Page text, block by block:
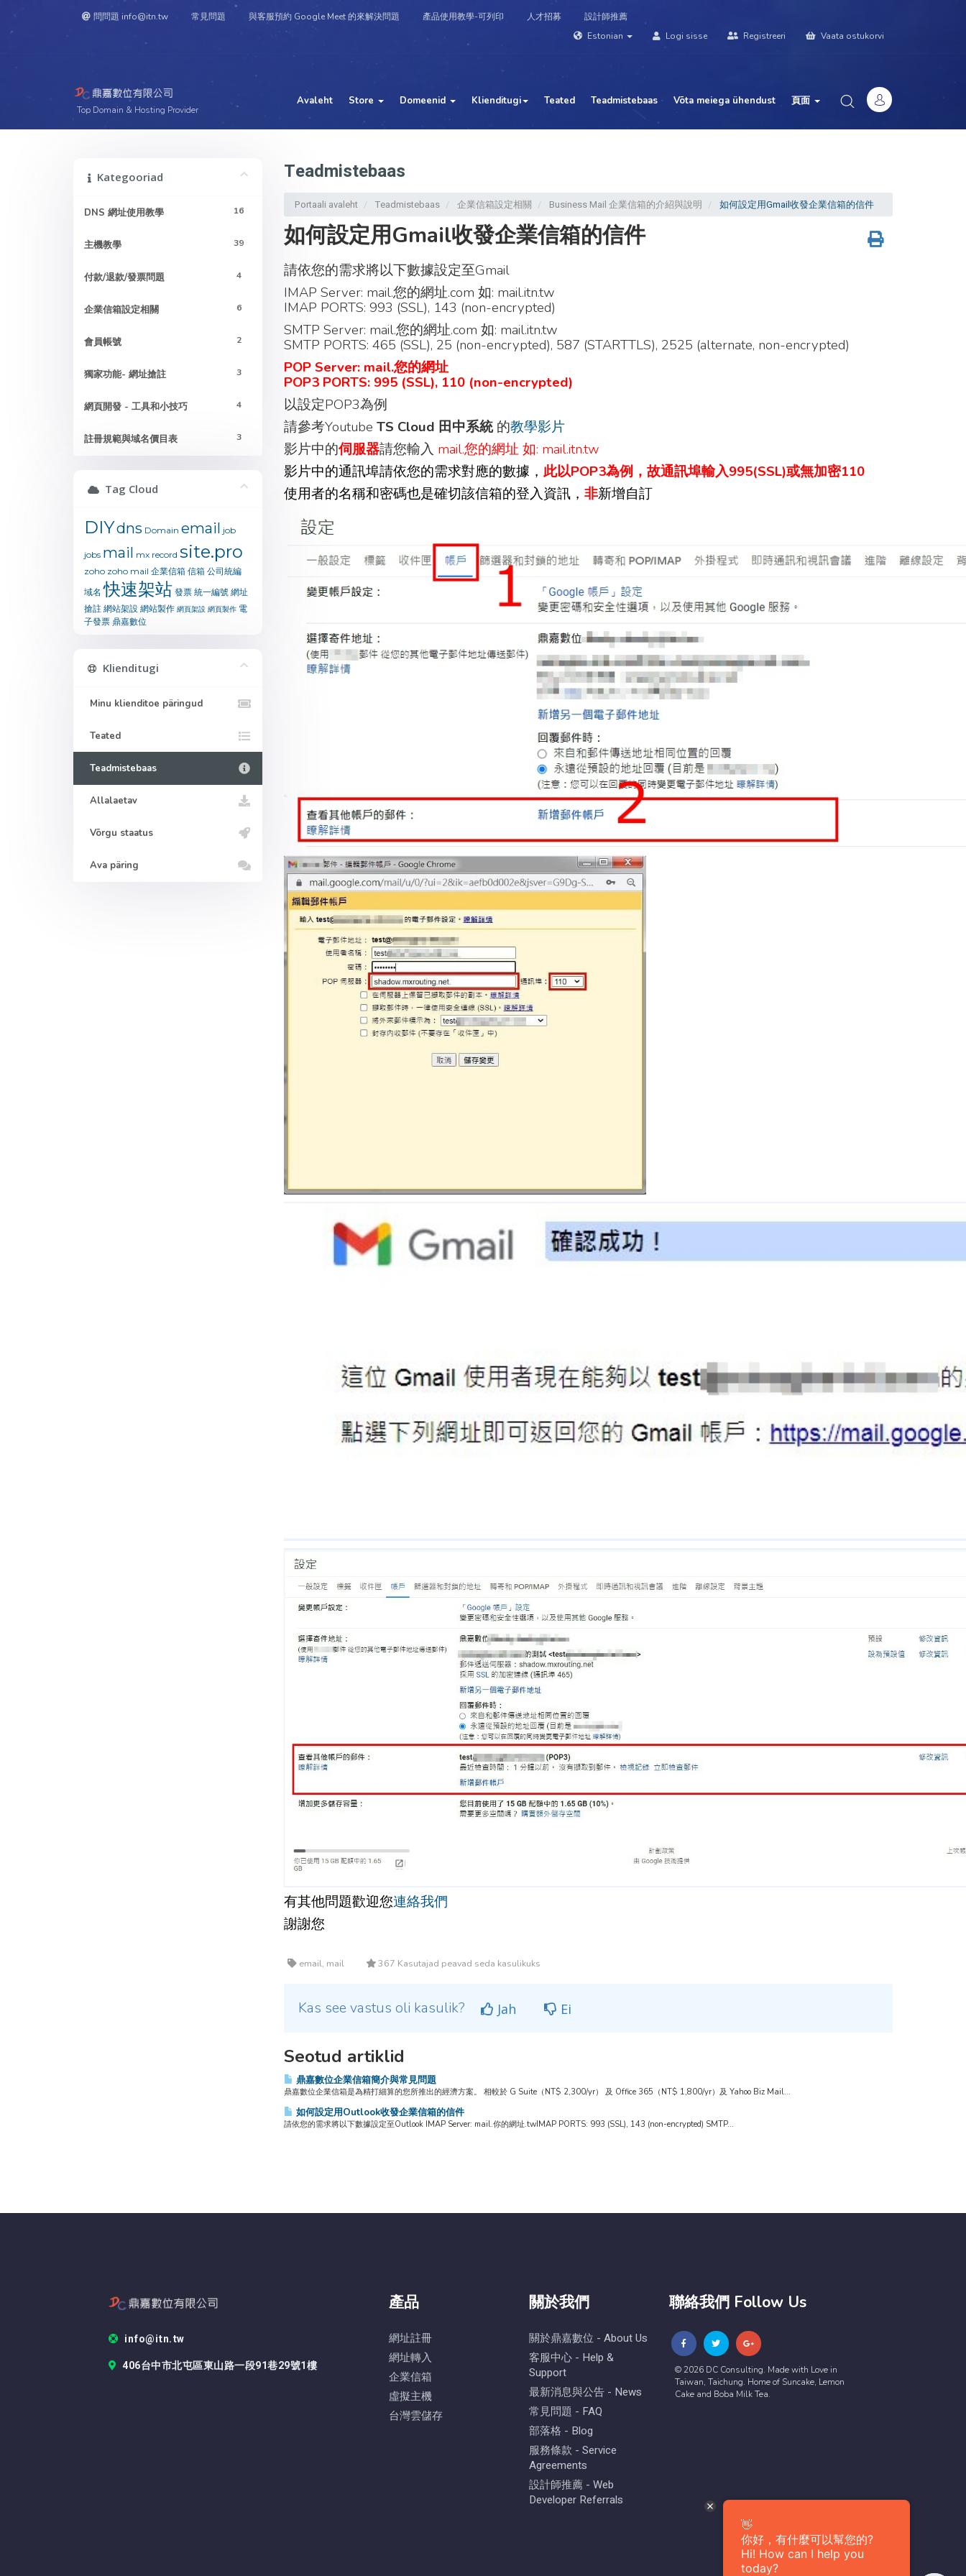
問問題 info@itn.tw 常見問題 與客服預約 Google Meet 的來解決問題 產品使用教學-可列印 人才招募
設計師推薦
Estonian
Logi sisse Registreeri Vaata ostukorvi
Top Domain & Hosting Provider
Avaleht Store Domeenid Klienditugi Teated Teadmistebaas Võta meiega ühendust 頁面
Teadmistebaas
Portaali avaleht Teadmistebaas 企業信箱設定相關 Business Mail 企業信箱的介紹與說明 如何設定用Gmail收發企業信箱的信件
Kategooriad
16
DNS 網址使用教學
39
主機教學
4
付款/退款/發票問題
6
企業信箱設定相關
2
會員帳號
3
獨家功能- 網址搶註
4
網頁開發 - 工具和小技巧
3
註冊規範與域名價目表
如何設定用Gmail收發企業信箱的信件
請依您的需求將以下數據設定至Gmail
IMAP Server: mail.您的網址.com 如: mail.itn.tw
IMAP PORTS: 993 (SSL), 143 (non-encrypted)
SMTP Server: mail.您的網址.com 如: mail.itn.tw
SMTP PORTS: 465 (SSL), 25 (non-encrypted), 587 (STARTTLS), 2525 (alternate, non-encrypted)
POP Server: mail.您的網址
POP3 PORTS: 995 (SSL), 110 (non-encrypted)
以設定POP3為例
請參考Youtube TS Cloud 田中系統的教學影片
影片中的伺服器請您輸入 mail.您的網址 如: mail.itn.tw
影片中的通訊埠請依您的需求對應的數據， 此以POP3為例，故通訊埠輸入995(SSL)或無加密110
使用者的名稱和密碼也是確切該信箱的登入資訊， 非新增自訂
有其他問題歡迎您連絡我們
謝謝您
email, mail 367 Kasutajad peavad seda kasulikuks
Kas see vastus oli kasulik? Jah Ei
Seotud artiklid
鼎嘉數位企業信箱簡介與常見問題
鼎嘉數位企業信箱是為精打細算的您所推出的經濟方案。 相較於 G Suite（NT$ 2,300/yr） 及 Office 365（NT$ 1,800/yr）及 Yahoo Biz Mail...
如何設定用Outlook收發企業信箱的信件
請依您的需求將以下數據設定至Outlook IMAP Server: mail.你的網址.twIMAP PORTS: 993 (SSL), 143 (non-encrypted) SMTP...
Tag Cloud
DIYdns Domain email job
jobs mail mx record site.pro
zoho zoho mail 企業信箱 信箱 公司統編
域名 快速架站 發票 統一編號 網址
搶註 網站架設 網站製作 網頁架設 網頁製作 電
子發票 鼎嘉數位
Klienditugi
Minu klienditoe päringud
Teated
Teadmistebaas
Allalaetav
Võrgu staatus
Ava päring
info@itn.tw
406台中市北屯區東山路一段91巷29號1樓
產品
網址註冊
網址轉入
企業信箱
虛擬主機
台灣雲儲存
關於我們
關於鼎嘉數位 - About Us
客服中心 - Help &
Support
最新消息與公告 - News
常見問題 - FAQ
部落格 - Blog
服務條款 - Service
Agreements
設計師推薦 - Web
Developer Referrals
聯絡我們 Follow Us
© 2026 DC Consulting. Made with Love in
Taiwan, Taichung. Home of Suncake, Lemon
Cake and Boba Milk Tea.
👋
你好，有什麼可以幫您的?
Hi! How can I help you
today?